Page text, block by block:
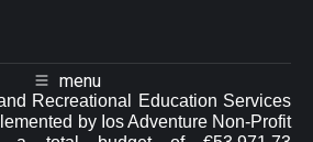
menu
Recreational Education Services
by Ios Adventure Non-Profit